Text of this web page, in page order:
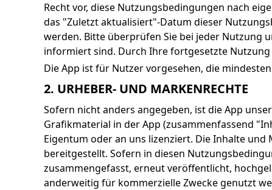
Recht vor, diese Nutzungsbedingungen nach
das "Zuletzt aktualisiert"-Datum dieser
werden. Bitte überprüfen Sie bei jeder Nutzung
informiert sind. Durch Ihre fortgesetzte
Die App ist für Nutzer vorgesehen, die
2. URHEBER- UND MARKENRECHTE
Sofern nicht anders angegeben, ist die App
Grafikmaterial in der App (zusammenfassend
Eigentum oder an uns lizenziert. Die Inhalte
bereitgestellt. Sofern in diesen
zusammengefasst, erneut veröffentlicht,
anderweitig für kommerzielle Zwecke genutzt